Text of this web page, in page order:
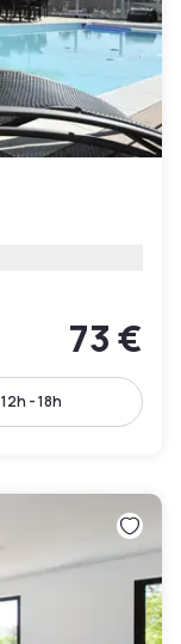
73 €
12h - 18h